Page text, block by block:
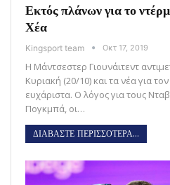
Εκτός πλάνων για το
Χέα
Kingsport team Οκτ 17, 2019
Η Μάντσεστερ Γιουνάιτεντ
Κυριακή (20/10) και τα νέα για
ευχάριστα. O λόγος για τους
Πογκμπά, οι…
ΔΙΑΒΑΣΤΕ ΠΕΡΙΣΣΟΤΕΡΑ...